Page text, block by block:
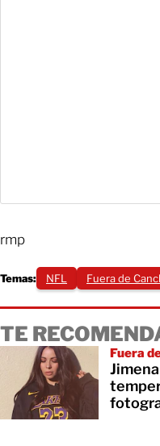
rmp
Temas: NFL Fuera de
TE
Fuera